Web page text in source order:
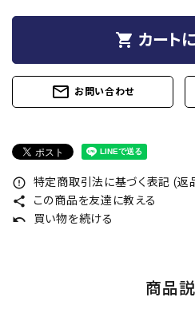
shopping_cart カート
mail_outline お問い合わせ
error_outline 特定商取引法に基づく表記 (返
share この商品を友達に教える
undo 買い物を続ける
商品